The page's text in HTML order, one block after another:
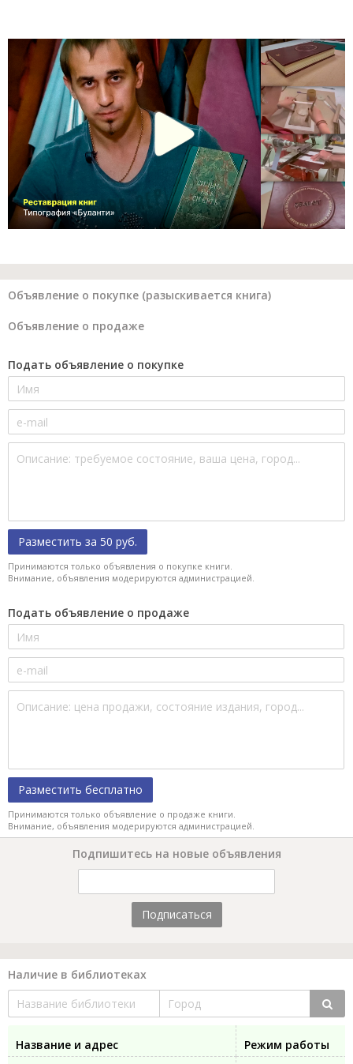
Объявление о покупке (разыскивается книга)
Объявление о продаже
Подать объявление о покупке
Разместить за 50 руб.
Принимаются только объявления о покупке книги.
Внимание, объявления модерируются администрацией.
Подать объявление о продаже
Разместить бесплатно
Принимаются только объявление о продаже книги.
Внимание, объявления модерируются администрацией.
Подпишитесь на новые объявления
Подписаться
Наличие в библиотеках
Название и адрес
Режим работы